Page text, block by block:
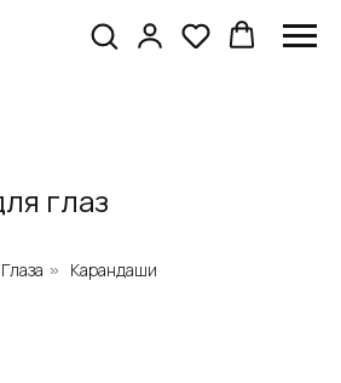
глаз
Глаза » Карандаши